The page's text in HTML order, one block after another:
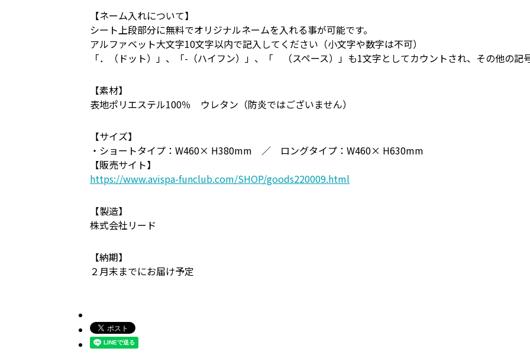
【ネーム入れについて】
シート上段部分に無料でオリジナルネームを入れる事が可能です。
アルファベット大文字10文字以内で記入してください（小文字や数字は不可）
「．（ドット）」、「-（ハイフン）」、「 （スペース）」も1文字としてカウントされ、その他の記
【素材】
表地ポリエステル100％ ウレタン（防炎ではございません）
【サイズ】
・ショートタイプ：W460× H380mm ／ ロングタイプ：W460× H630mm
【販売サイト】
https://www.avispa-funclub.com/SHOP/goods220009.html
【製造】
株式会社リード
【納期】
２月末までにお届け予定